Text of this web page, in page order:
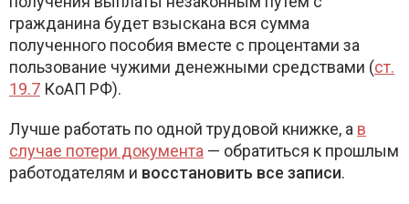
гражданина будет взыскана вся сумма
полученного пособия вместе с процентами за
пользование чужими денежными средствами (ст.
19.7 КоАП РФ).
Лучше работать по одной трудовой книжке, а в
случае потери документа — обратиться к прошлым
работодателям и восстановить все записи.